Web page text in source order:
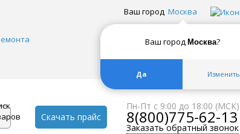
Ваш город Москва?
Да Изменить
Ваш город Москва
Скачать прайс
Пн-Пт с 9:00 до 18:00 (МСК)
8(800)775-62-13
Заказать обратный звонок